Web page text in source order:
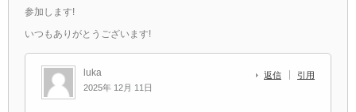
参加します!
いつもありがとうございます!
luka
2025年 12月 11日
返信 引用